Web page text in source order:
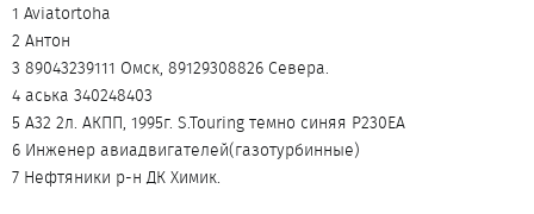
1 Aviatortoha
2 Антон
3 89043239111 Омск, 89129308826 Севера.
4 аська 340248403
5 А32 2л. АКПП, 1995г. S.Touring темно синяя Р230ЕА
6 Инженер авиадвигателей(газотурбинные)
7 Нефтяники р-н ДК Химик.